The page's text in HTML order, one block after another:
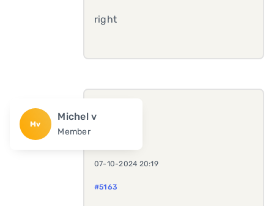
right
Mv
Michel v
Member
07-10-2024 20:19
#5163